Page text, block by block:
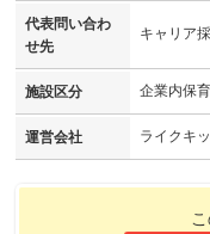
代表問い合わ
せ先
キャリア
施設区分 企業内保
運営会社 ライクキ